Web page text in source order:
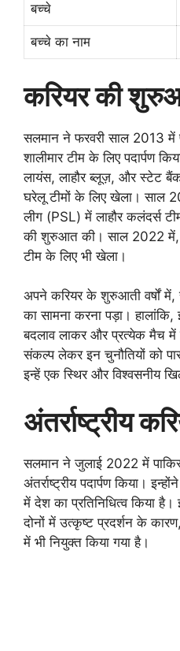
बच्चे
बच्चे का नाम
करियर की
सलमान ने फरवरी साल 2013 में
शालीमार टीम के लिए पदार्पण
लायंस, लाहौर ब्लूज़, और स्टेट
घरेलू टीमों के लिए खेला। साल
लीग (PSL) में लाहौर कलंदर्स
की शुरुआत की। साल 2022 में,
टीम के लिए भी खेला।
अपने करियर के शुरुआती वर्षों में,
का सामना करना पड़ा। हालांकि,
बदलाव लाकर और प्रत्येक मैच
संकल्प लेकर इन चुनौतियों को
इन्हें एक स्थिर और विश्वसनीय
अंतर्राष्ट्रीय
सलमान ने जुलाई 2022 में
अंतर्राष्ट्रीय पदार्पण किया।
में देश का प्रतिनिधित्व किया
दोनों में उत्कृष्ट प्रदर्शन के
में भी नियुक्त किया गया है।